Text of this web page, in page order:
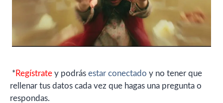
* Regístrate y podrás estar conectado y no tener que
rellenar tus datos cada vez que hagas una pregunta o
respondas.